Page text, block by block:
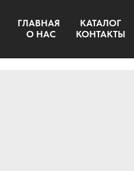
ГЛАВНАЯ КАТАЛОГ
О НАС
КОНТАКТЫ